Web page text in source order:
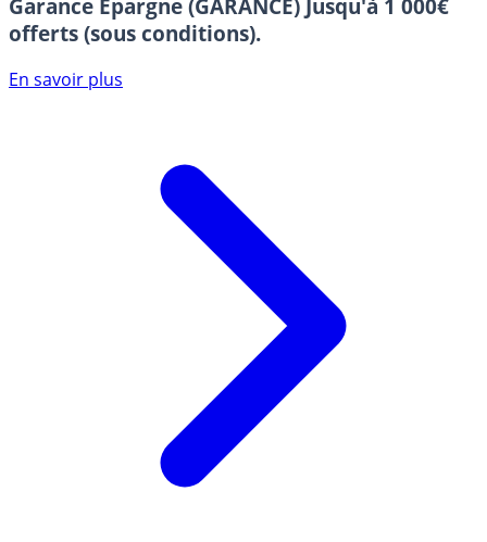
Garance Epargne (GARANCE) Jusqu'à 1 000€
offerts (sous conditions).
En savoir plus